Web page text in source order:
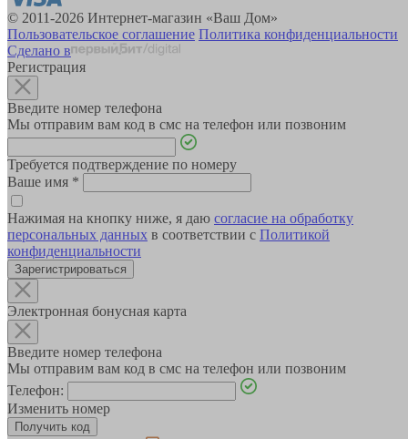
© 2011-2026 Интернет-магазин «Ваш Дом»
Пользовательское соглашение Политика конфиденциальности
Сделано в
Регистрация
Введите номер телефона
Мы отправим вам код в смс на телефон или позвоним
Требуется подтверждение по номеру
Ваше имя *
Нажимая на кнопку ниже, я даю согласие на обработку
персональных данных в соответствии с Политикой
конфиденциальности
Зарегистрироваться
Электронная бонусная карта
Введите номер телефона
Мы отправим вам код в смс на телефон или позвоним
Телефон:
Изменить номер